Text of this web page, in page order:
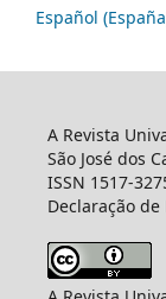
Español
A Revista
São José dos
ISSN 1517-
Declaração